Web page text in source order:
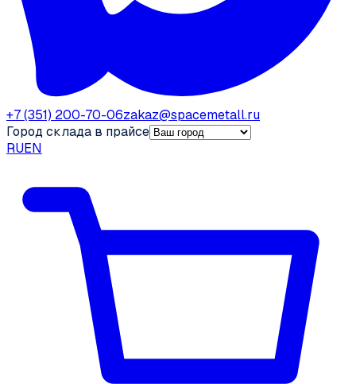
+7 (351) 200-70-06zakaz@spacemetall.ru
Город склада в прайсе
RUEN